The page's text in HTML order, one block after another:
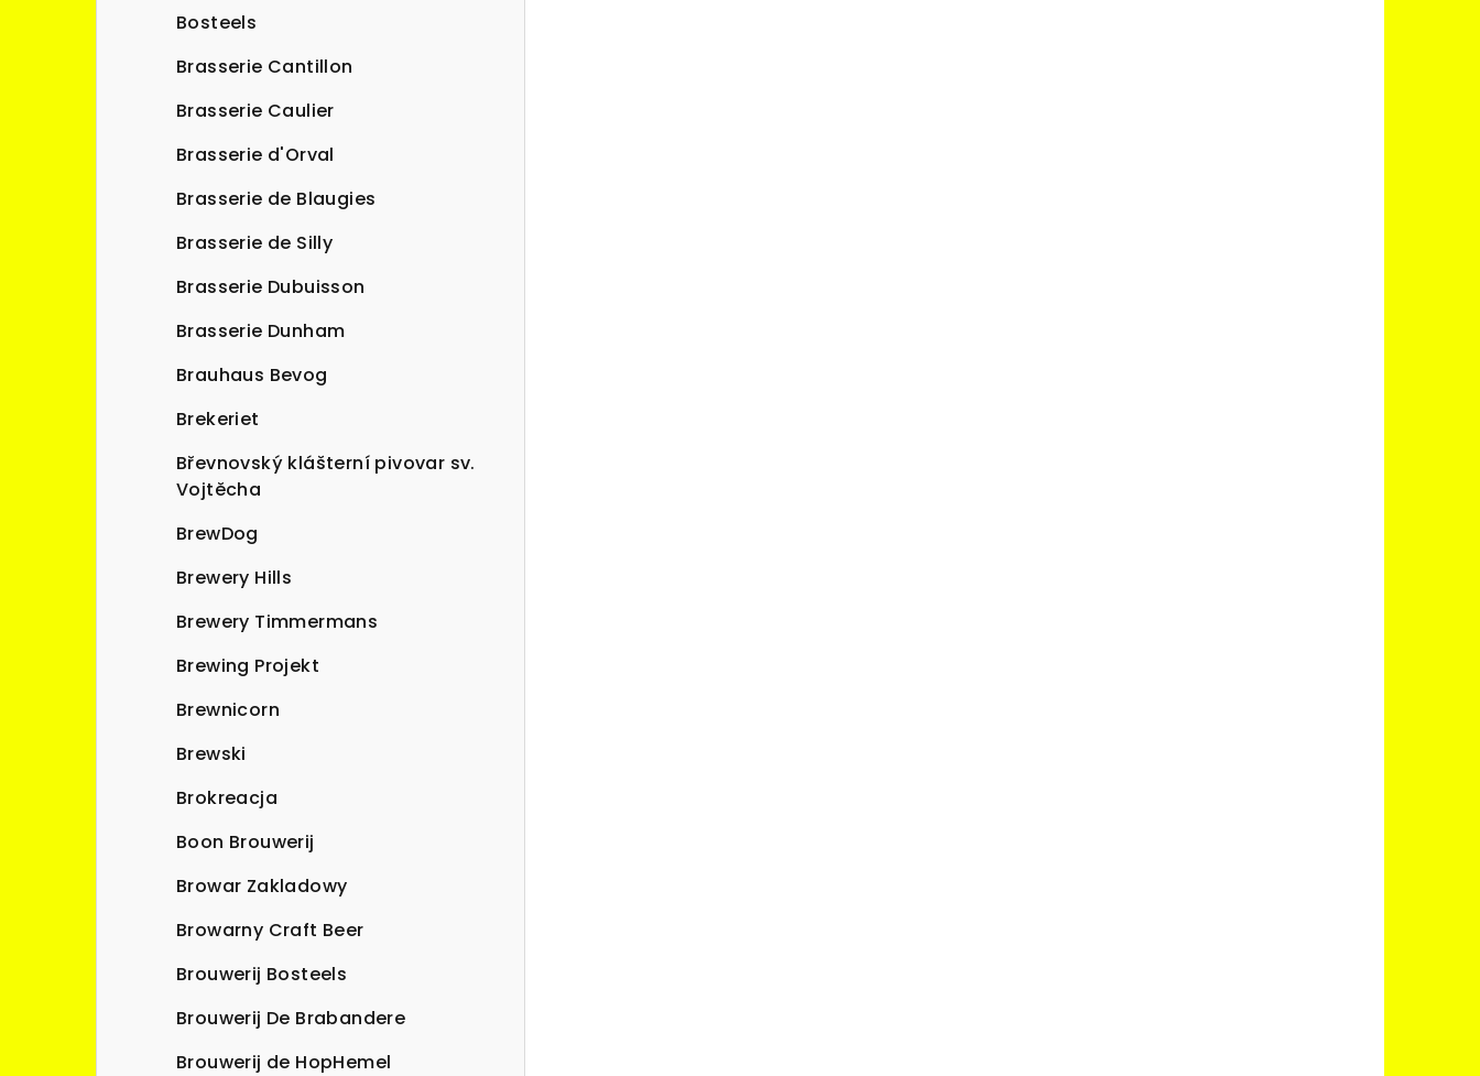
Bosteels
Brasserie Cantillon
Brasserie Caulier
Brasserie d'Orval
Brasserie de Blaugies
Brasserie de Silly
Brasserie Dubuisson
Brasserie Dunham
Brauhaus Bevog
Brekeriet
Břevnovský klášterní pivovar sv.
Vojtěcha
BrewDog
Brewery Hills
Brewery Timmermans
Brewing Projekt
Brewnicorn
Brewski
Brokreacja
Boon Brouwerij
Browar Zakladowy
Browarny Craft Beer
Brouwerij Bosteels
Brouwerij De Brabandere
Brouwerij de HopHemel